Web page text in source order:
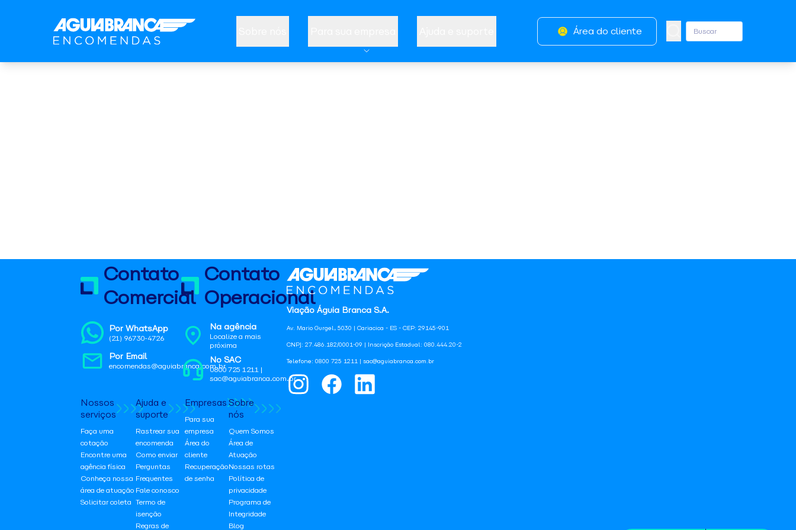
Área do cliente
Viação Águia Branca S.A.
Av. Mario Gurgel, 5030 | Cariacica - ES - CEP: 29145-901
CNPJ: 27.486.182/0001-09 | Inscrição Estadual: 080.444.20-2
Telefone: 0800 725 1211 | sac@aguiabranca.com.br
Contato
Comercial
Por WhatsApp
(21) 96730-4726
Por Email
encomendas@aguiabranca.com.br
Contato
Operacional
Na agência
Localize a mais
próxima
No SAC
0800 725 1211 |
sac@aguiabranca.com.br
Nossos
serviços
Faça uma
cotação
Encontre uma
agência física
Conheça nossa
área de atuação
Solicitar coleta
Ajuda e
suporte
Rastrear sua
encomenda
Como enviar
Perguntas
Frequentes
Fale conosco
Termo de
isenção
Regras de
Empresas
Para sua
empresa
Área do
cliente
Recuperação
de senha
Sobre
nós
Quem Somos
Área de
Atuação
Nossas rotas
Política de
privacidade
Programa de
Integridade
Blog